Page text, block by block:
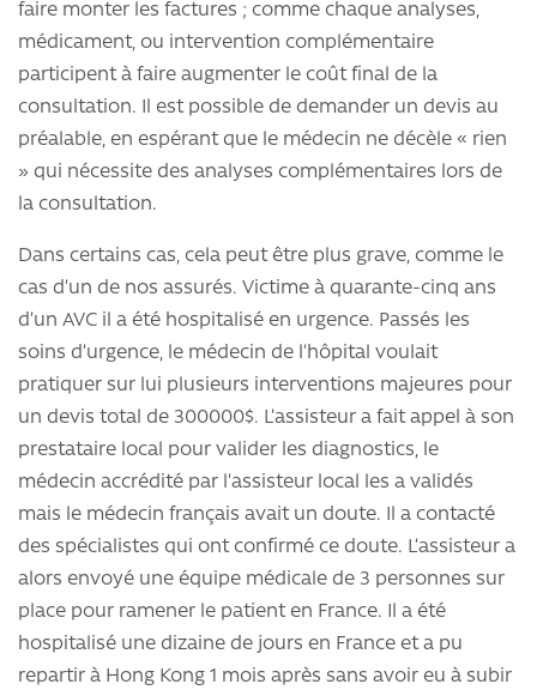
faire monter les factures ; comme chaque analyses,
médicament, ou intervention complémentaire
participent à faire augmenter le coût final de la
consultation. Il est possible de demander un devis au
préalable, en espérant que le médecin ne décèle « rien
» qui nécessite des analyses complémentaires lors de
la consultation.
Dans certains cas, cela peut être plus grave, comme le
cas d’un de nos assurés. Victime à quarante-cinq ans
d’un AVC il a été hospitalisé en urgence. Passés les
soins d’urgence, le médecin de l’hôpital voulait
pratiquer sur lui plusieurs interventions majeures pour
un devis total de 300000$. L’assisteur a fait appel à son
prestataire local pour valider les diagnostics, le
médecin accrédité par l’assisteur local les a validés
mais le médecin français avait un doute. Il a contacté
des spécialistes qui ont confirmé ce doute. L’assisteur a
alors envoyé une équipe médicale de 3 personnes sur
place pour ramener le patient en France. Il a été
hospitalisé une dizaine de jours en France et a pu
repartir à Hong Kong 1 mois après sans avoir eu à subir